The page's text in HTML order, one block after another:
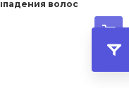
волос